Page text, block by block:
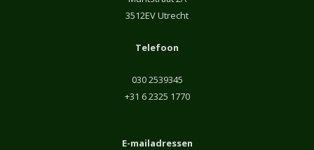
3512EV Utrecht
Telefoon
030 2539345
+31 6 2325 1770
E-mailadressen